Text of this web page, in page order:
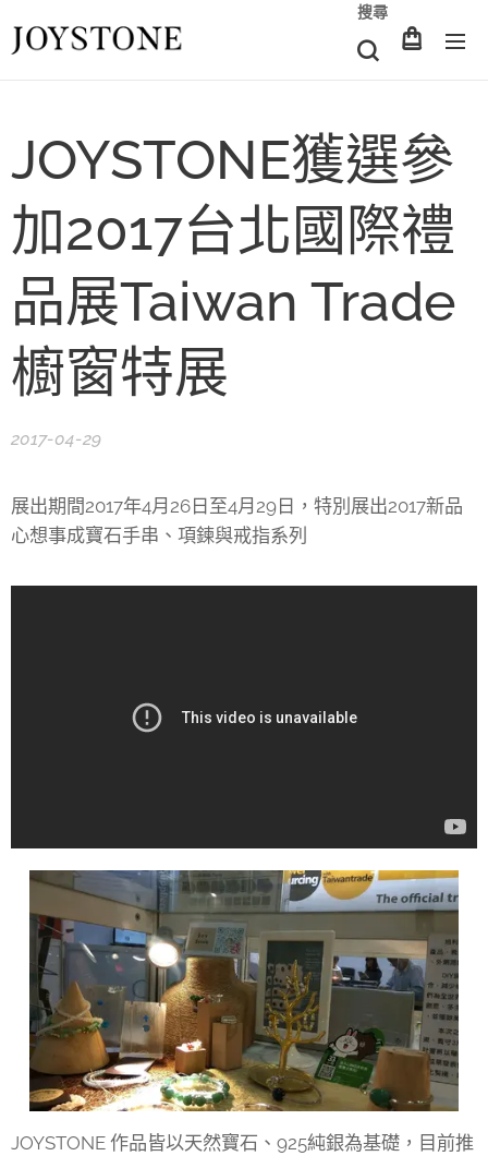
搜尋
JOYSTONE獲選參
加2017台北國際禮
品展Taiwan Trade
櫥窗特展
2017-04-29
展出期間2017年4月26日至4月29日，特別展出2017新品
心想事成寶石手串、項鍊與戒指系列
JOYSTONE 作品皆以天然寶石、925純銀為基礎，目前推